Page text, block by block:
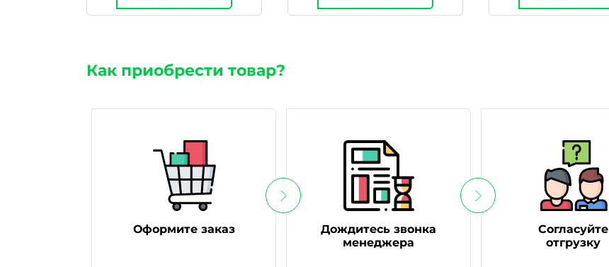
Как приобрести товар?
Оформите заказ
Дождитесь звонка
менеджера
Согласуйте
отгрузку